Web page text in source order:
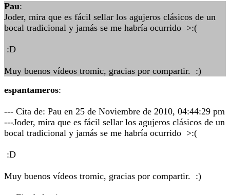
Pau:
Joder, mira que es fácil sellar los agujeros clásicos de un
bocal tradicional y jamás se me habría ocurrido >:(
:D
Muy buenos vídeos tromic, gracias por compartir. :)
espantameros:
--- Cita de: Pau en 25 de Noviembre de 2010, 04:44:29 pm
---Joder, mira que es fácil sellar los agujeros clásicos de un
bocal tradicional y jamás se me habría ocurrido >:(
:D
Muy buenos vídeos tromic, gracias por compartir. :)